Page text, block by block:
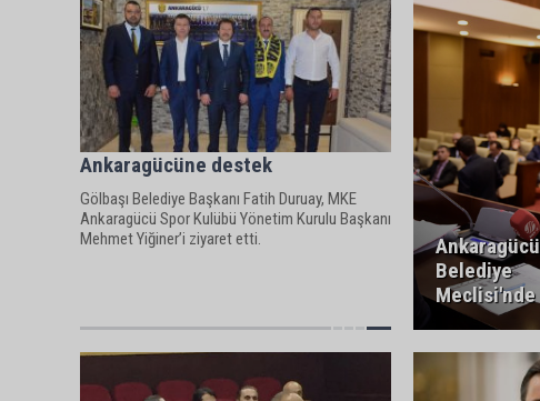
Ankaragücüne destek
Gölbaşı Belediye Başkanı Fatih Duruay, MKE
Ankaragücü Spor Kulübü Yönetim Kurulu Başkanı
Mehmet Yiğiner’i ziyaret etti.
Ankaragücü
Belediye
Meclisi'nde